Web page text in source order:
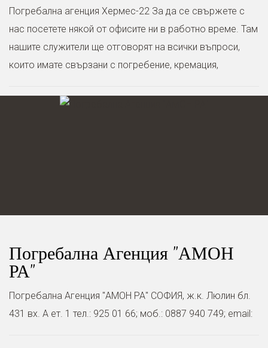
Погребална агенция Хермес-22 За да се свържете с
нас посетете някой от офисите ни в работно време. Там
нашите служители ще отговорят на всички въпроси,
които имате свързани с погребение, кремация,
Погребална Агенция "АМОН
РА"
Погребална Агенция "АМОН РА" СОФИЯ, ж.к. Люлин бл.
431 вх. А ет. 1 тел.: 925 01 66; моб.: 0887 940 749; email: